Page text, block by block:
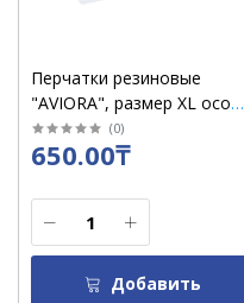
Перчатки резиновые
"AVIORA", размер XL особо
прочные 5 звезд
(0)
650.00₸
Добавить